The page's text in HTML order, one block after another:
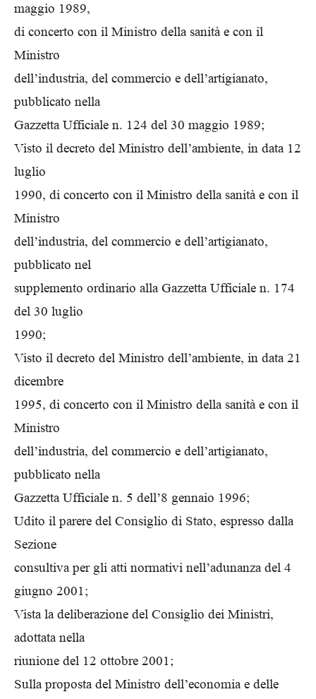
maggio 1989,
di concerto con il Ministro della sanità e con il
Ministro
dell’industria, del commercio e dell’artigianato,
pubblicato nella
Gazzetta Ufficiale n. 124 del 30 maggio 1989;
Visto il decreto del Ministro dell’ambiente, in data 12
luglio
1990, di concerto con il Ministro della sanità e con il
Ministro
dell’industria, del commercio e dell’artigianato,
pubblicato nel
supplemento ordinario alla Gazzetta Ufficiale n. 174
del 30 luglio
1990;
Visto il decreto del Ministro dell’ambiente, in data 21
dicembre
1995, di concerto con il Ministro della sanità e con il
Ministro
dell’industria, del commercio e dell’artigianato,
pubblicato nella
Gazzetta Ufficiale n. 5 dell’8 gennaio 1996;
Udito il parere del Consiglio di Stato, espresso dalla
Sezione
consultiva per gli atti normativi nell’adunanza del 4
giugno 2001;
Vista la deliberazione del Consiglio dei Ministri,
adottata nella
riunione del 12 ottobre 2001;
Sulla proposta del Ministro dell’economia e delle